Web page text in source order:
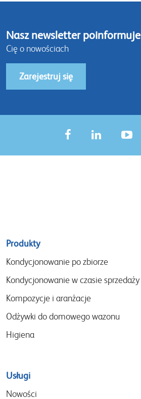
Nasz newsletter poinformuje
Cię o nowościach
Zarejestruj się
Sitemap
menu
Produkty
Kondycjonowanie po zbiorze
Kondycjonowanie w czasie sprzedaży
Kompozycje i aranżacje
Odżywki do domowego wazonu
Higiena
Usługi
Nowości